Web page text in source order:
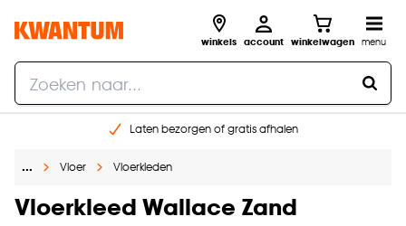
winkels account winkelwagen menu
Laten bezorgen of gratis afhalen
Gratis raam advies en opmeten aan huis
… Vloer Vloerkleden
Vloerkleed Wallace Zand